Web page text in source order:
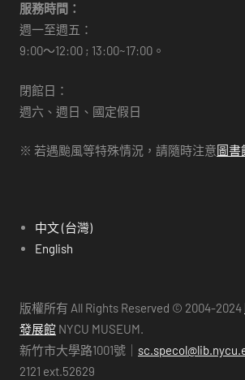
服務時間：
週一至週五：
9:00～12:00 ; 13:00~17:00。
閉館日：
週六、週日、國定假日
※ 若遇颱風等特殊情況，請隨時注意 圖書
中文 (台灣)
English
版權所有 All Rights Reserved © 2004-2024
發展館 NYCU MUSEUM.
新竹市大學路1001號｜
2121 ext.52629